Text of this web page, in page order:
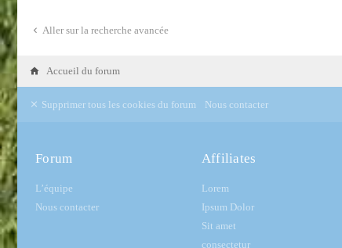
Aller sur la recherche avancée
Accueil du forum
Supprimer tous les cookies du forum Nous contacter
Forum
L’équipe
Nous contacter
Affiliates
Lorem
Ipsum Dolor
Sit amet
consectetur